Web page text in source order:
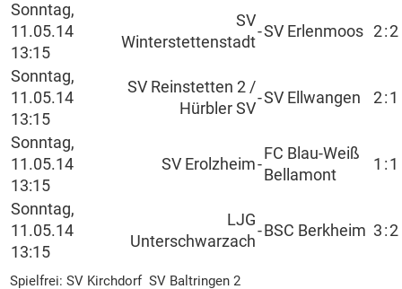
Sonntag,
11.05.14
13:15
SV
Winterstettenstadt
-SV Erlenmoos 2:2
Sonntag,
11.05.14
13:15
SV Reinstetten 2 /
Hürbler SV
-SV Ellwangen 2: 1
Sonntag,
11.05.14
13:15
SV Erolzheim-
FC Blau-Weiß
Bellamont
1 : 1
Sonntag,
11.05.14
13:15
LJG
Unterschwarzach
- BSC Berkheim 3 :2
Spielfrei: SV Kirchdorf SV Baltringen 2